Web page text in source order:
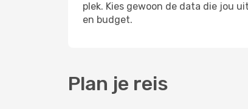
plek. Kies gewoon de data die jou
en budget.
Plan je reis